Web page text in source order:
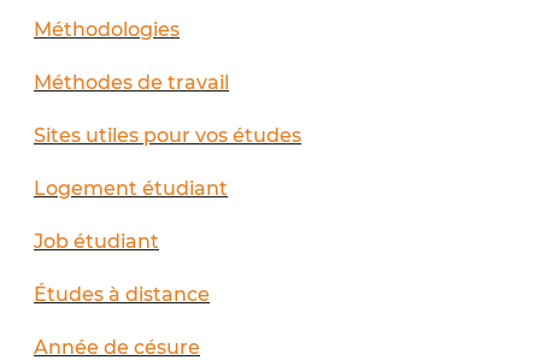
Méthodologies
Méthodes de travail
Sites utiles pour vos études
Logement étudiant
Job étudiant
Études à distance
Année de césure